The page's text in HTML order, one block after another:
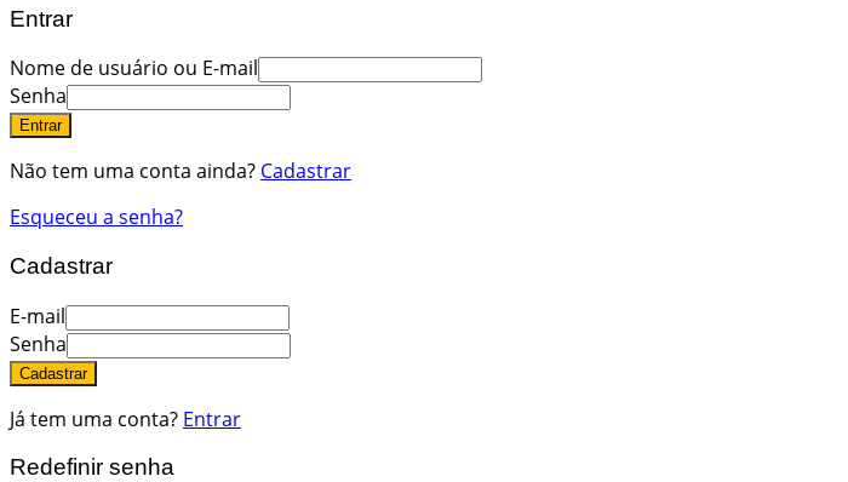
Entrar
Nome de usuário ou E-mail
Senha
Entrar
Não tem uma conta ainda? Cadastrar
Esqueceu a senha?
Cadastrar
E-mail
Senha
Cadastrar
Já tem uma conta? Entrar
Redefinir senha